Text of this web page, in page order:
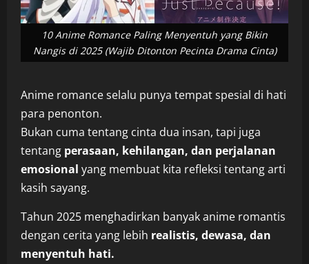
10 Anime Romance Paling Menyentuh yang Bikin
Nangis di 2025 (Wajib Ditonton Pecinta Drama Cinta)
Anime romance selalu punya tempat spesial di hati
para penonton.
Bukan cuma tentang cinta dua insan, tapi juga
tentang perasaan, kehilangan, dan perjalanan
emosional yang membuat kita refleksi tentang arti
kasih sayang.
Tahun 2025 menghadirkan banyak anime romantis
dengan cerita yang lebih realistis, dewasa, dan
menyentuh hati.